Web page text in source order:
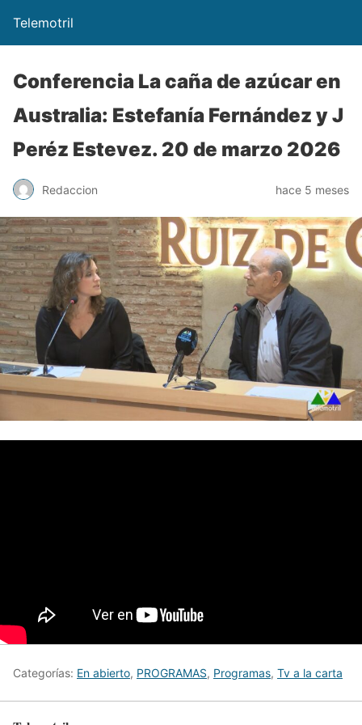
Telemotril
Conferencia La caña de azúcar en
Australia: Estefanía Fernández y J
Peréz Estevez. 20 de marzo 2026
Redaccion hace 5 meses
Categorías: En abierto, PROGRAMAS, Programas, Tv a la carta